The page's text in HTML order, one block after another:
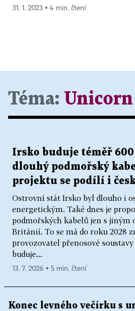
31. 1. 2023 ▪ 4 min. čtení
Téma: Unicorn
Irsko buduje téměř
dlouhý podmořský
projektu se podílí i
Ostrovní stát Irsko byl dlouho i
energetickým. Také dnes je
podmořských kabelů jen s jiným
Británií. To se má do roku 2028
provozovatel přenosové
buduje...
13. 7. 2026 ▪ 5 min. čtení
Konec levného večírku s